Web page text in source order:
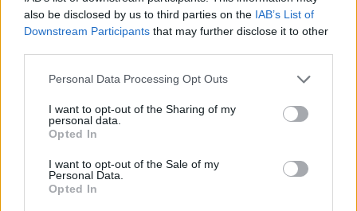
also be disclosed by us to third parties on the IAB’s List of
Downstream Participants that may further disclose it to other
Please note that this website/app uses one or more Google
not limited to your visit or usage behaviour. You may click to
grant or deny consent to Google and its third-party tags to
use your data for below specified purposes in below Google
consent section.
Personal Data Processing Opt Outs
I want to opt-out of the Sharing of my
personal data.
Opted In
I want to opt-out of the Sale of my
Personal Data.
Opted In
mesz86
17 éve
burzsuj nyugatiaknak áll rendelkezésre. Talán
ébresztő lesz a BKV-nak. Hajrá Pécs!
pro_
17 éve